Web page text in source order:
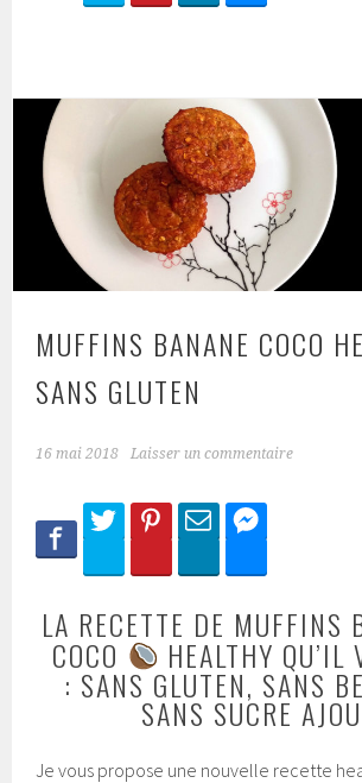
MUFFINS BANANE COCO
SANS GLUTEN
16 mai 2018 Laisser un commentaire
LA RECETTE DE MUFFINS
COCO HEALTHY QU’IL
: SANS GLUTEN, SANS
SANS SUCRE
Je vous propose une nouvelle recette